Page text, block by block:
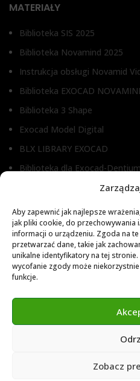
Aby zapewnić jak najlepsze
jak pliki cookie, do
informacji o urządzeniu. Zgoda na
przetwarzać dane, takie jak
unikalne identyfikatory na tej
wycofanie zgody może niekorzystnie
funkcje.
Zobacz
MATERIAŁY
Biblioteka SIS 2025
Biblioteka Novamind 2025
Instrukcja obsługi Novamid
Biblioteka EXOCAD
Biblioteka 3 Shape
Exocad Model Digital
BLX LIBRARY EXOCAD
Biblioteka dla Exocad-
Biblioteka dla Dental Wings
Biblioteka dla Exocad
Exocad Novamaind library 3.2
3Shape 2024 Library
Exocad 2024 Library
Novamind bredent blueski 2025
© 2024 Abutment